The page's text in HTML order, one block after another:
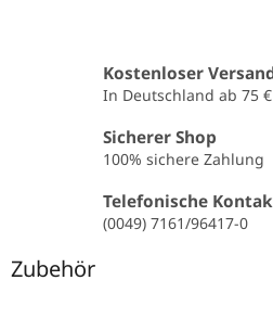
Kostenloser
In Deutschland ab 75 €
Sicherer Shop
100% sichere Zahlung
Telefonische
(0049) 7161/96417-0
Zubehör